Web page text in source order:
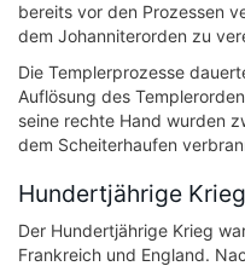
bereits vor den Prozessen
dem Johanniterorden zu
Die Templerprozesse
Auflösung des
seine rechte Hand wurden
dem Scheiterhaufen
Hundertjährige Krieg
Der Hundertjährige Krieg
Frankreich und England.